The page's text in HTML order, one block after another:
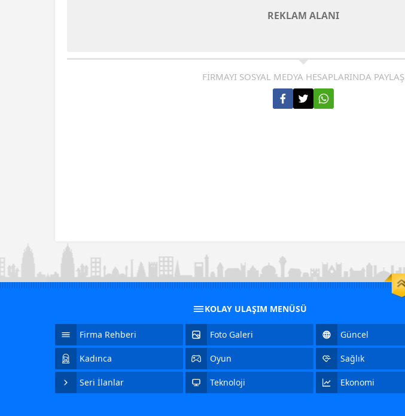
REKLAM ALANI
FİRMAYI SOSYAL MEDYA HESAPLARINDA PAYLAŞ
KOLAY ULAŞIM MENÜSÜ
Firma Rehberi Foto Galeri Güncel
Kadınca Oyun Sağlık
Seri İlanlar Teknoloji Ekonomi